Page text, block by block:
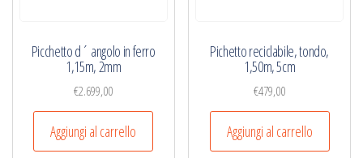
Picchetto d´ angolo in ferro
1,15m, 2mm
€2.699,00
Aggiungi al carrello
Pichetto reciclabile, tondo,
1,50m, 5cm
€479,00
Aggiungi al carrello